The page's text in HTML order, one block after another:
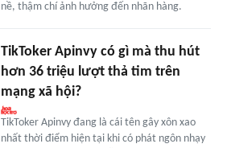
nề, thậm chí ảnh hưởng đến nhãn hàng.
TikToker Apinvy có gì mà thu hút
hơn 36 triệu lượt thả tim trên
mạng xã hội?
TikToker Apinvy đang là cái tên gây xôn xao
nhất thời điểm hiện tại khi có phát ngôn nhạy